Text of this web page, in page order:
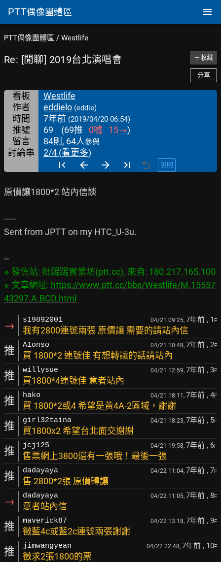
PTT偶像團體區
PTT偶像團體區 / Westlife
Re: [閒聊] 2019台北演唱會 ＋收藏
分享
看板
Westlife
作者
eddielo (eddie)
時間 7年前 (2019/04/20 06:54)
推噓 69 (69推 0噓 15→)
留言
84則, 64人參與
討論串 2/4 (看更多)
說明
原價讓1800*2 站內信談
-----
Sent from JPTT on my HTC_U-3u.
※ 發信站: 批踢踢實業坊(ptt.cc), 來自: 180.217.165.100
※ 文章網址: https://www.ptt.cc/bbs/Westlife/M.15557
43297.A.BCD.html
→ s19892001 04/21 09:25, 7年前 , 1 F
我有2800連號兩張 原價讓 需要的請站內信
推 A1onso 04/21 10:48, 7年前 , 2F
買 1800*2 連號佳 有想轉讓的話請站內
推 willysue 04/21 12:59, 7年前 , 3F
買1800*4連號佳 意者站內
推 hako 04/21 18:11, 7年前 , 4F
買 1800*2或4 希望是黃4A-2區域，謝謝
推 girl32taina 04/21 18:23, 7年前 , 5F
買1800x2 希望台北面交謝謝
推 jcj125 04/21 19:58, 7年前 , 6F
售票網上3800還有一張哦！最後一張
推 dadayaya 04/22 11:04, 7年前 , 7F
售 2800*2張 原價轉讓
→ dadayaya 04/22 11:05, 7年前 , 8F
意者站內信
推 maverick87 04/22 13:18, 7年前 , 9F
徵藍4c或藍2c連號兩張謝謝
推 jimwangyean 04/22 22:48, 7年前 , 10F
徵求2張1800的票